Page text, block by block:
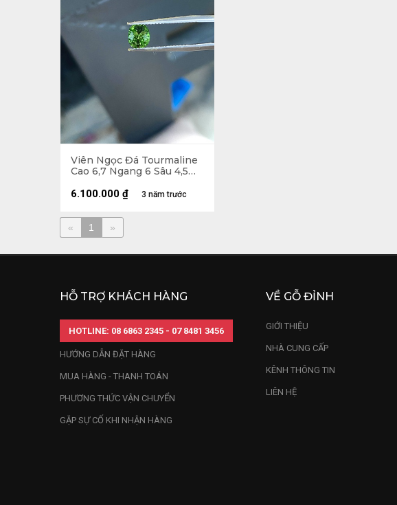
Viên Ngọc Đá Tourmaline
Cao 6,7 Ngang 6 Sâu 4,5
3 năm trước
6.100.000 ₫
« 1 »
HỖ TRỢ KHÁCH HÀNG
HOTLINE: 08 6863 2345 - 07 8481 3456
HƯỚNG DẪN ĐẶT HÀNG
MUA HÀNG - THANH TOÁN
PHƯƠNG THỨC VẬN CHUYỂN
GẶP SỰ CỐ KHI NHẬN HÀNG
VỀ GỖ ĐỈNH
GIỚI THIỆU
NHÀ CUNG CẤP
KÊNH THÔNG TIN
LIÊN HỆ